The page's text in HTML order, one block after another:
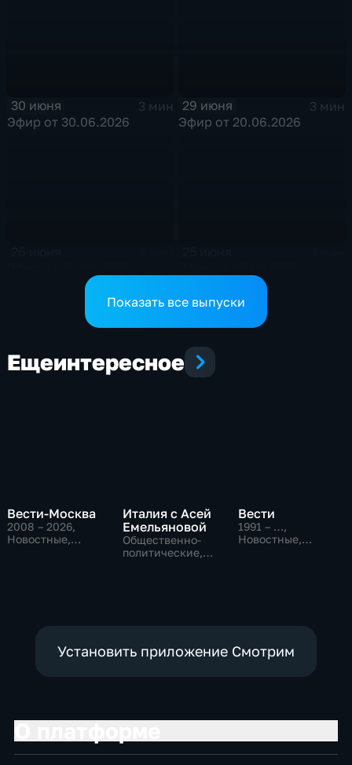
30 июня
3 мин
Эфир от 30.06.2026
29 июня
3 мин
Эфир от 20.06.2026
Показать все выпуски
Ещеинтересное
Вести-Москва
2008 – 2026,
Новостные,
Италия с Асей
Емельяновой
Общественно-
политические,
Вести
1991 – …,
Новостные,
Установить приложение Смотрим